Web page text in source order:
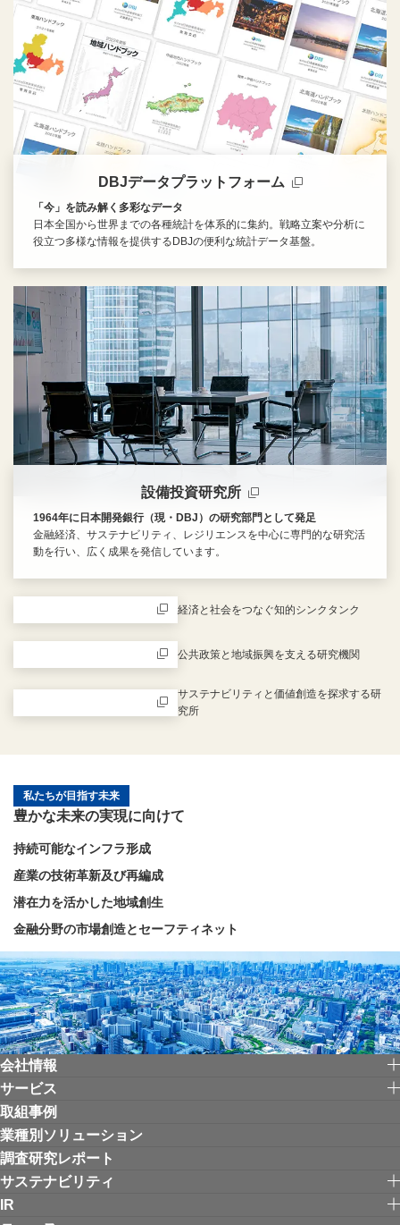
DBJデータプラットフォーム
「今」を読み解く多彩なデータ
日本全国から世界までの各種統計を体系的に集約。戦略立案や分析に
役立つ多様な情報を提供するDBJの便利な統計データ基盤。
設備投資研究所
1964年に日本開発銀行（現・DBJ）の研究部門として発足
金融経済、サステナビリティ、レジリエンスを中心に専門的な研究活
動を行い、広く成果を発信しています。
経済と社会をつなぐ知的シンクタンク
公共政策と地域振興を支える研究機関
サステナビリティと価値創造を探求する研
究所
私たちが目指す未来
豊かな未来の実現に向けて
持続可能なインフラ形成
産業の技術革新及び再編成
潜在力を活かした地域創生
金融分野の市場創造とセーフティネット
会社情報
サービス
取組事例
業種別ソリューション
調査研究レポート
サステナビリティ
IR